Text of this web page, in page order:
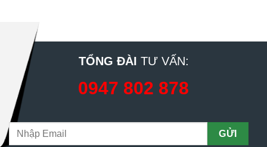
TỔNG ĐÀI TƯ VẤN:
0947 802 878